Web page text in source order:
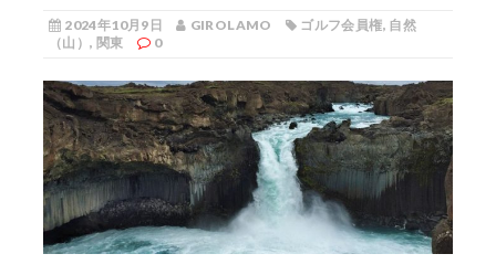
2024年10月9日 GIROLAMO ゴルフ会員権, 自然
（山）, 関東 0